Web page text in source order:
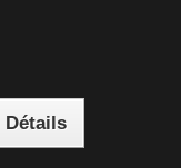
Détails